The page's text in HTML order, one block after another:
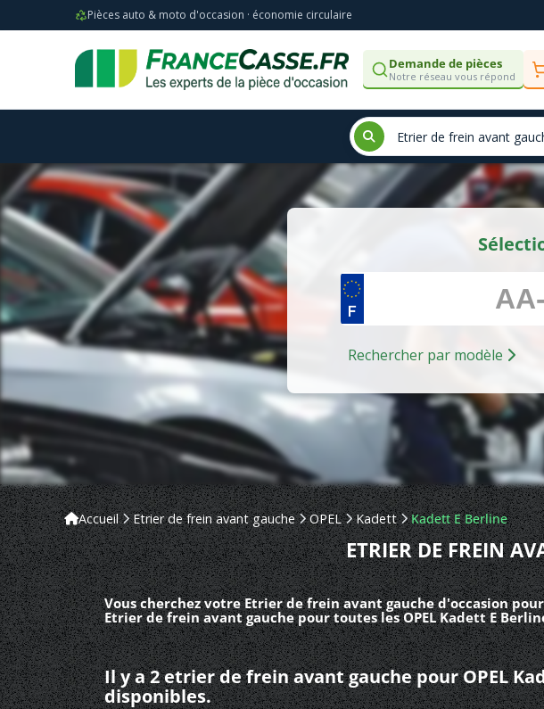
Pièces auto & moto d'occasion · économie circulaire
Demande de pièces
Notre réseau vous répond
Rechercher par modèle
Accueil Etrier de frein avant gauche OPEL Kadett Kadett E Berline
ETRIER DE FREIN
Vous cherchez votre Etrier de frein avant gauche d'occasion
Etrier de frein avant gauche pour toutes les OPEL Kadett E
Il y a 2 etrier de frein avant gauche pour OPEL
disponibles.